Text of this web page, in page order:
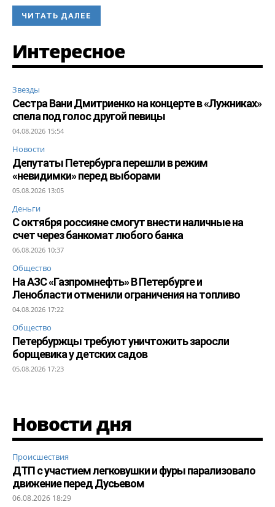
ЧИТАТЬ ДАЛЕЕ
Интересное
Звезды
Сестра Вани Дмитриенко на концерте в «Лужниках»
спела под голос другой певицы
04.08.2026 15:54
Новости
Депутаты Петербурга перешли в режим
«невидимки» перед выборами
05.08.2026 13:05
Деньги
С октября россияне смогут внести наличные на
счет через банкомат любого банка
06.08.2026 10:37
Общество
На АЗС «Газпромнефть» В Петербурге и
Ленобласти отменили ограничения на топливо
04.08.2026 17:22
Общество
Петербуржцы требуют уничтожить заросли
борщевика у детских садов
05.08.2026 17:23
Новости дня
Происшествия
ДТП с участием легковушки и фуры парализовало
движение перед Дусьевом
06.08.2026 18:29